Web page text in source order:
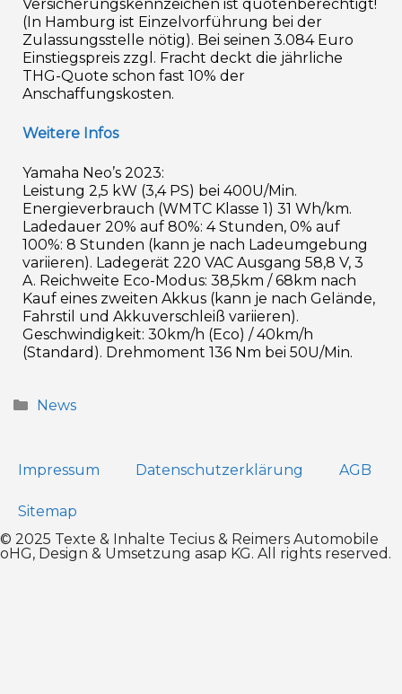
Versicherungskennzeichen ist quotenberechtigt!
(In Hamburg ist Einzelvorführung bei der
Zulassungsstelle nötig). Bei seinen 3.084 Euro
Einstiegspreis zzgl. Fracht deckt die jährliche
THG-Quote schon fast 10% der
Anschaffungskosten.
Weitere Infos
Yamaha Neo’s 2023:
Leistung 2,5 kW (3,4 PS) bei 400U/Min.
Energieverbrauch (WMTC Klasse 1) 31 Wh/km.
Ladedauer 20% auf 80%: 4 Stunden, 0% auf
100%: 8 Stunden (kann je nach Ladeumgebung
variieren). Ladegerät 220 VAC Ausgang 58,8 V, 3
A. Reichweite Eco-Modus: 38,5km / 68km nach
Kauf eines zweiten Akkus (kann je nach Gelände,
Fahrstil und Akkuverschleiß variieren).
Geschwindigkeit: 30km/h (Eco) / 40km/h
(Standard). Drehmoment 136 Nm bei 50U/Min.
News
Impressum Datenschutz­erklärung AGB
Sitemap
© 2025 Texte & Inhalte Tecius & Reimers Automobile
oHG, Design & Umsetzung asap KG. All rights reserved.